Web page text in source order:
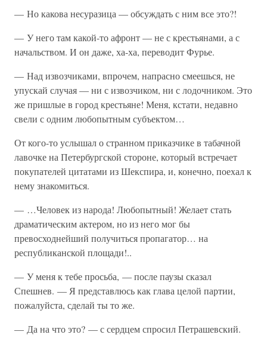
— Но какова несуразица — обсуждать с ним все это?!
— У него там какой-то афронт — не с крестьянами, а с
начальством. И он даже, ха-ха, переводит Фурье.
— Над извозчиками, впрочем, напрасно смеешься, не
упускай случая — ни с извозчиком, ни с лодочником. Это
же пришлые в город крестьяне! Меня, кстати, недавно
свели с одним любопытным субъектом…
От кого-то услышал о странном приказчике в табачной
лавочке на Петербургской стороне, который встречает
покупателей цитатами из Шекспира, и, конечно, поехал к
нему знакомиться.
— …Человек из народа! Любопытный! Желает стать
драматическим актером, но из него мог бы
превосходнейший получиться пропагатор… на
республиканской площади!..
— У меня к тебе просьба, — после паузы сказал
Спешнев. — Я представлюсь как глава целой партии,
пожалуйста, сделай ты то же.
— Да на что это? — с сердцем спросил Петрашевский.